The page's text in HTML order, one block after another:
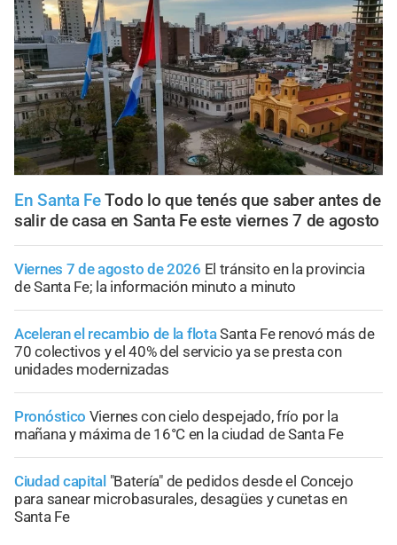
En Santa FeTodo lo que tenés que saber antes de
salir de casa en Santa Fe este viernes 7 de agosto
Viernes 7 de agosto de 2026 El tránsito en la provincia
de Santa Fe; la información minuto a minuto
Aceleran el recambio de la flotaSanta Fe renovó más de
70 colectivos y el 40% del servicio ya se presta con
unidades modernizadas
Pronóstico Viernes con cielo despejado, frío por la
mañana y máxima de 16°C en la ciudad de Santa Fe
Ciudad capital "Batería" de pedidos desde el Concejo
para sanear microbasurales, desagües y cunetas en
Santa Fe